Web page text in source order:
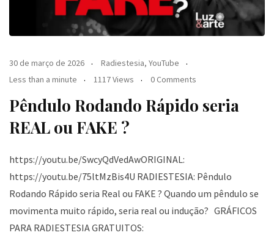
30 de março de 2026 Radiestesia, YouTube
Less than a minute
1117 Views 0 Comments
Pêndulo Rodando Rápido seria
REAL ou FAKE ?
https://youtu.be/SwcyQdVedAwORIGINAL:
https://youtu.be/75ltMzBis4U RADIESTESIA: Pêndulo
Rodando Rápido seria Real ou FAKE ? Quando um pêndulo se
movimenta muito rápido, seria real ou indução? GRÁFICOS
PARA RADIESTESIA GRATUITOS: